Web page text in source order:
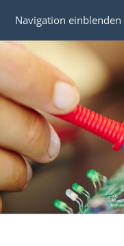
Navigation einblenden